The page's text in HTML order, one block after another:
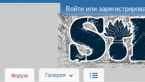
Войти или
Форум Галерея